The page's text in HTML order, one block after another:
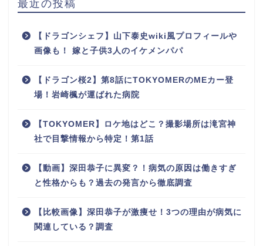
最近の投稿
【ドラゴンシェフ】山下泰史wiki風プロフィールや
画像も！ 嫁と子供3人のイケメンパパ
【ドラゴン桜2】第8話にTOKYOMERのMEカー登
場！岩崎楓が運ばれた病院
【TOKYOMER】ロケ地はどこ？撮影場所は滝宮神
社で目撃情報から特定！第1話
【動画】深田恭子に異変？！病気の原因は働きすぎ
と性格からも？過去の発言から徹底調査
【比較画像】深田恭子が激痩せ！3つの理由が病気に
関連している？調査